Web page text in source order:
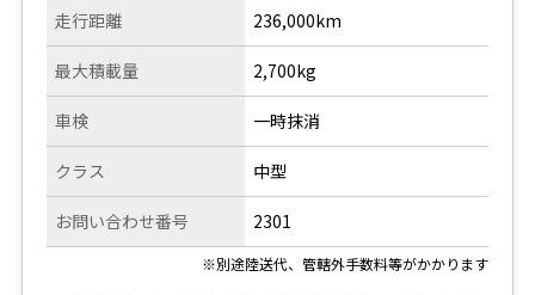
走行距離 236,000km
最大積載量
車検
クラス
お問い合わせ番号
2,700kg
一時抹消
中型
2301
※別途陸送代、管轄外手数料等がかかります